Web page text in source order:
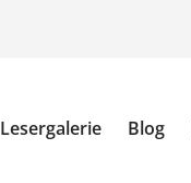
Lesergalerie Blog